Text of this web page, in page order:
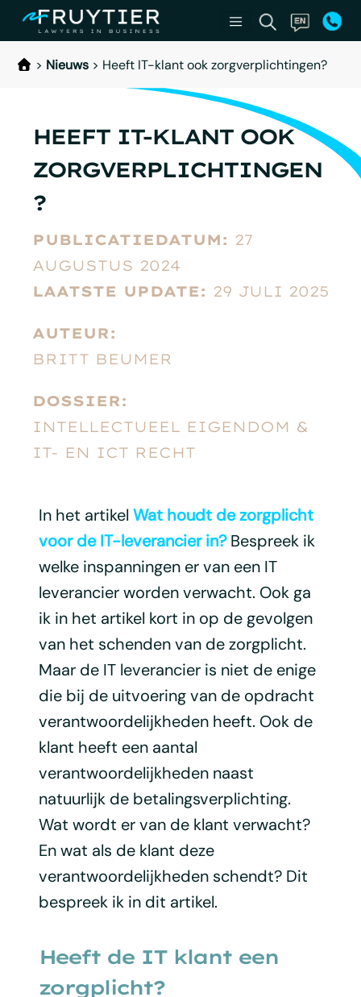
> Nieuws > Heeft IT-klant ook zorgverplichtingen?
HEEFT IT-KLANT OOK
ZORGVERPLICHTINGEN
?
PUBLICATIEDATUM: 27
AUGUSTUS 2024
LAATSTE UPDATE: 29 JULI 2025
AUTEUR:
BRITT BEUMER
DOSSIER:
INTELLECTUEEL EIGENDOM &
IT- EN ICT RECHT
In het artikel Wat houdt de zorgplicht
voor de IT-leverancier in?Bespreek ik
welke inspanningen er van een IT
leverancier worden verwacht. Ook ga
ik in het artikel kort in op de gevolgen
van het schenden van de zorgplicht.
Maar de IT leverancier is niet de enige
die bij de uitvoering van de opdracht
verantwoordelijkheden heeft. Ook de
klant heeft een aantal
verantwoordelijkheden naast
natuurlijk de betalingsverplichting.
Wat wordt er van de klant verwacht?
En wat als de klant deze
verantwoordelijkheden schendt? Dit
bespreek ik in dit artikel.
Heeft de IT klant een
zorgplicht?